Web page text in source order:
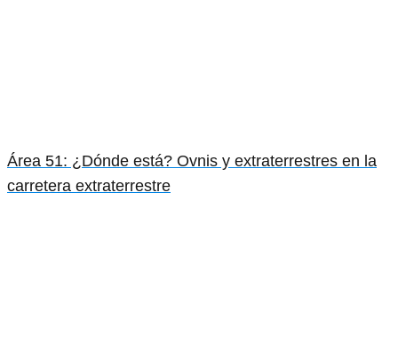
Área 51: ¿Dónde está? Ovnis y extraterrestres en la
carretera extraterrestre